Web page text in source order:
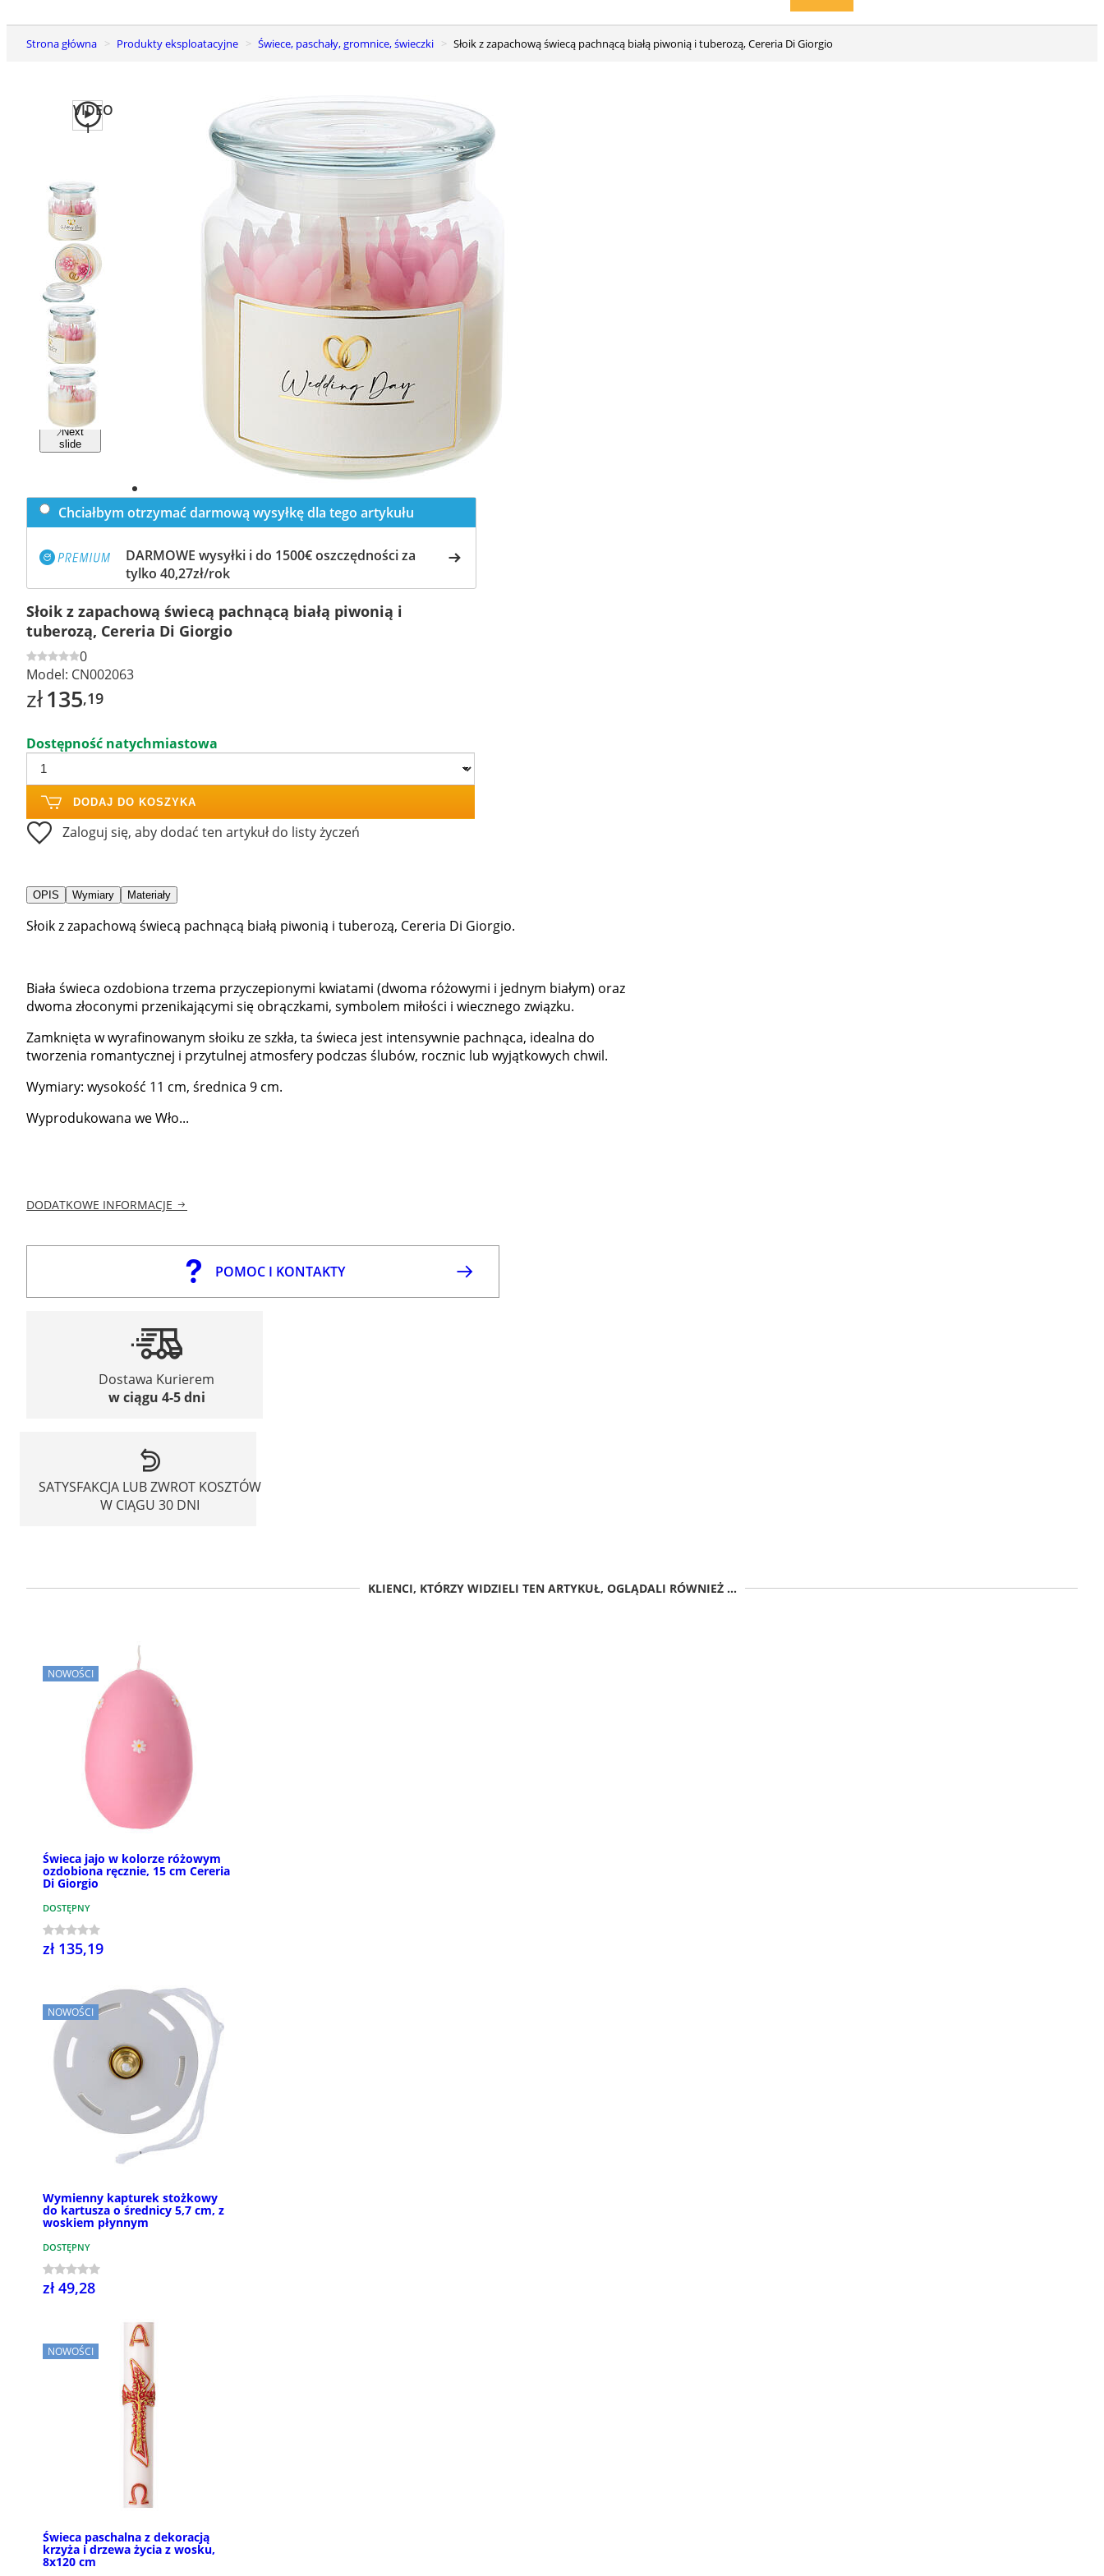
Strona główna Produkty eksploatacyjne Świece, paschały, gromnice, świeczki Słoik z zapachową świecą pachnącą białą piwonią i tuberozą, Cereria Di Giorgio
VIDEO
1
Previous
Next
slide
Chciałbym otrzymać darmową wysyłkę dla tego artykułu
DARMOWE wysyłki i do 1500€ oszczędności za
tylko 40,27zł/rok
Słoik z zapachową świecą pachnącą białą piwonią i
tuberozą, Cereria Di Giorgio
0
Model: CN002063
zł135,19
Dostępność natychmiastowa
DODAJ DO KOSZYKA
Zaloguj się, aby dodać ten artykuł do listy życzeń
OPIS Wymiary Materiały
Słoik z zapachową świecą pachnącą białą piwonią i tuberozą, Cereria Di Giorgio.
Biała świeca ozdobiona trzema przyczepionymi kwiatami (dwoma różowymi i jednym białym) oraz
dwoma złoconymi przenikającymi się obrączkami, symbolem miłości i wiecznego związku.
Zamknięta w wyrafinowanym słoiku ze szkła, ta świeca jest intensywnie pachnąca, idealna do
tworzenia romantycznej i przytulnej atmosfery podczas ślubów, rocznic lub wyjątkowych chwil.
Wymiary: wysokość 11 cm, średnica 9 cm.
Wyprodukowana we Wło...
DODATKOWE INFORMACJE
POMOC I KONTAKTY
Dostawa Kurierem
w ciągu 4-5 dni
SATYSFAKCJA LUB ZWROT KOSZTÓW
W CIĄGU 30 DNI
KLIENCI, KTÓRZY WIDZIELI TEN ARTYKUŁ, OGLĄDALI RÓWNIEŻ ...
NOWOŚCI
Świeca jajo w kolorze różowym
ozdobiona ręcznie, 15 cm Cereria
Di Giorgio
DOSTĘPNY
zł 135,19
NOWOŚCI
Wymienny kapturek stożkowy
do kartusza o średnicy 5,7 cm, z
woskiem płynnym
DOSTĘPNY
zł 49,28
NOWOŚCI
Świeca paschalna z dekoracją
krzyża i drzewa życia z wosku,
8x120 cm